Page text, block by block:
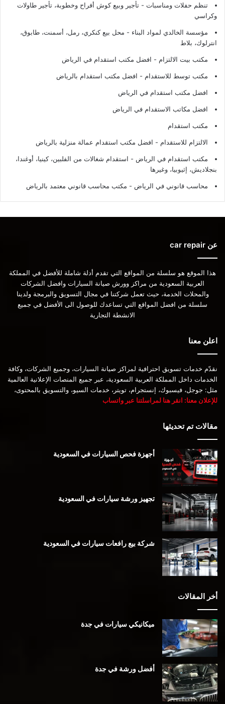
تنظم حفلات ومناسبات - تأجير وبيع كوش أفراح وخطوبة، تأجير طاولات
وكراسي
مؤسسة الخالدي لمواد البناء - محل بيع كنكري، رمل، أسمنت، طابوق،
انترلوك، بلاط
مكتب بيت الالتزام - افضل مكتب استقدام في الرياض
مكتب توسط للاستقدام - افضل مكتب استقدام بالرياض
افضل مكتب استقدام في الرياض
افضل مكاتب الاستقدام في الرياض
مكتب استقدام
الالتزام للاستقدام - افضل مكتب استقدام عمالة منزلية بالرياض
مكتب استقدام في الرياض - استقدام شغالات من الفلبين، كينيا، أوغندا،
بنجلاديش، إثيوبيا، وغيرها
محاسب قانوني في الرياض - مكتب محاسب قانوني معتمد بالرياض
عن car repair
هذا الموقع هو سلسلة من المواقع التي تقدم أدلة شاملة للأفضل في المملكة
العربية السعودية من مراكز وورش صيانة السيارات وافضل الشركات
والمحلات الخدمة، حيث تعمل شركتنا في مجال التسويق والبرمجة ولدينا
سلسلة من افضل المواقع التي تساعدك للوصول الى الأفضل في جميع
الانشطة التجارية
اعلن معنا
نقدّم خدمات تسويق احترافية لمراكز صيانة السيارات، وجميع الشركات، وكافة
الخدمات داخل المملكة العربية السعودية، عبر جميع المنصات الإعلانية العالمية
مثل: جوجل، فيسبوك، إنستجرام، تويتر، خدمات السيو، والتسويق بالمحتوى،
للإعلان معنا: انقر هنا لمراسلتنا عبر واتساب
مقالات تم تحديثها
أجهزة فحص السيارات في السعودية
تجهيز ورشة سيارات في السعودية
شركة بيع رافعات سيارات في السعودية
أخر المقالات
ميكانيكي سيارات في جدة
أفضل ورشة في جدة